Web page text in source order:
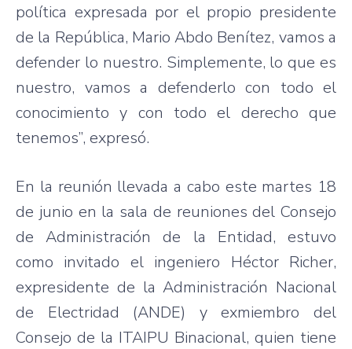
política expresada por el propio presidente
de la República, Mario Abdo Benítez, vamos a
defender lo nuestro. Simplemente, lo que es
nuestro, vamos a defenderlo con todo el
conocimiento y con todo el derecho que
tenemos”, expresó.
En la reunión llevada a cabo este martes 18
de junio en la sala de reuniones del Consejo
de Administración de la Entidad, estuvo
como invitado el ingeniero Héctor Richer,
expresidente de la Administración Nacional
de Electridad (ANDE) y exmiembro del
Consejo de la ITAIPU Binacional, quien tiene